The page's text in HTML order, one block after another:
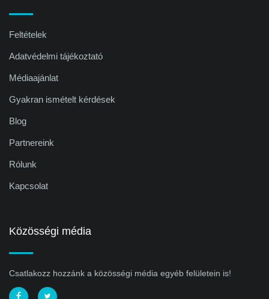
Feltételek
Adatvédelmi tájékoztató
Médiaajánlat
Gyakran ismételt kérdések
Blog
Partnereink
Rólunk
Kapcsolat
Közösségi média
Csatlakozz hozzánk a közösségi média egyéb felületein is!